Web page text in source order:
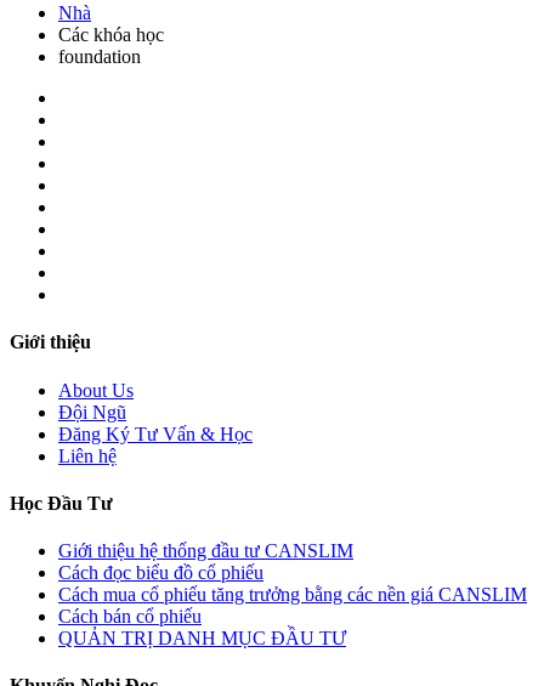
Nhà
Các khóa học
foundation
Giới thiệu
About Us
Đội Ngũ
Đăng Ký Tư Vấn & Học
Liên hệ
Học Đầu Tư
Giới thiệu hệ thống đầu tư CANSLIM
Cách đọc biểu đồ cổ phiếu
Cách mua cổ phiếu tăng trưởng bằng các nền giá CANSLIM
Cách bán cổ phiếu
QUẢN TRỊ DANH MỤC ĐẦU TƯ